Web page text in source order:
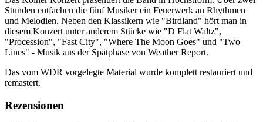
Stunden entfachen die fünf Musiker ein Feuerwerk an Rhythmen
und Melodien. Neben den Klassikern wie "Birdland" hört man in
diesem Konzert unter anderem Stücke wie "D Flat Waltz",
"Procession", "Fast City", "Where The Moon Goes" und "Two
Lines" - Musik aus der Spätphase von Weather Report.
Das vom WDR vorgelegte Material wurde komplett restauriert und
remastert.
Rezensionen